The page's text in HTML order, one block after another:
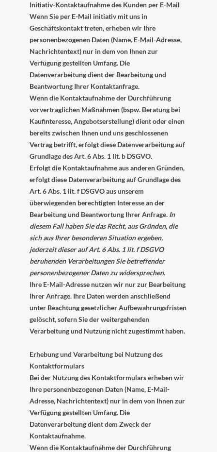
Initiativ-Kontaktaufnahme des Kunden per E-Mail
Wenn Sie per E-Mail initiativ mit uns in
Geschäftskontakt treten, erheben wir Ihre
personenbezogenen Daten (Name, E-Mail-Adresse,
Nachrichtentext) nur in dem von Ihnen zur
Verfügung gestellten Umfang. Die
Datenverarbeitung dient der Bearbeitung und
Beantwortung Ihrer Kontaktanfrage.
Wenn die Kontaktaufnahme der Durchführung
vorvertraglichen Maßnahmen (bspw. Beratung bei
Kaufinteresse, Angebotserstellung) dient oder einen
bereits zwischen Ihnen und uns geschlossenen
Vertrag betrifft, erfolgt diese Datenverarbeitung auf
Grundlage des Art. 6 Abs. 1 lit. b DSGVO.
Erfolgt die Kontaktaufnahme aus anderen Gründen,
erfolgt diese Datenverarbeitung auf Grundlage des
Art. 6 Abs. 1 lit. f DSGVO aus unserem
überwiegenden berechtigten Interesse an der
Bearbeitung und Beantwortung Ihrer Anfrage. In
diesem Fall haben Sie das Recht, aus Gründen, die
sich aus Ihrer besonderen Situation ergeben,
jederzeit dieser auf Art. 6 Abs. 1 lit. f DSGVO
beruhenden Verarbeitungen Sie betreffender
personenbezogener Daten zu widersprechen.
Ihre E-Mail-Adresse nutzen wir nur zur Bearbeitung
Ihrer Anfrage. Ihre Daten werden anschließend
unter Beachtung gesetzlicher Aufbewahrungsfristen
gelöscht, sofern Sie der weitergehenden
Verarbeitung und Nutzung nicht zugestimmt haben.
Erhebung und Verarbeitung bei Nutzung des
Kontaktformulars
Bei der Nutzung des Kontaktformulars erheben wir
Ihre personenbezogenen Daten (Name, E-Mail-
Adresse, Nachrichtentext) nur in dem von Ihnen zur
Verfügung gestellten Umfang. Die
Datenverarbeitung dient dem Zweck der
Kontaktaufnahme.
Wenn die Kontaktaufnahme der Durchführung